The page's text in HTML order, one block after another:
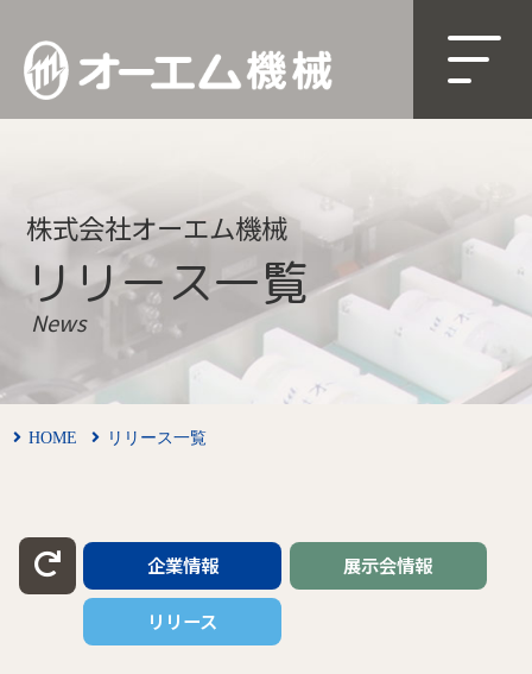
株式会社オーエム機械
リリース一覧
News
HOME リリース一覧
企業情報 展示会情報
リリース